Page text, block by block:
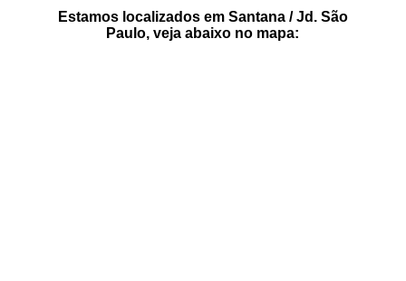
Estamos localizados em Santana / Jd. São
Paulo, veja abaixo no mapa: